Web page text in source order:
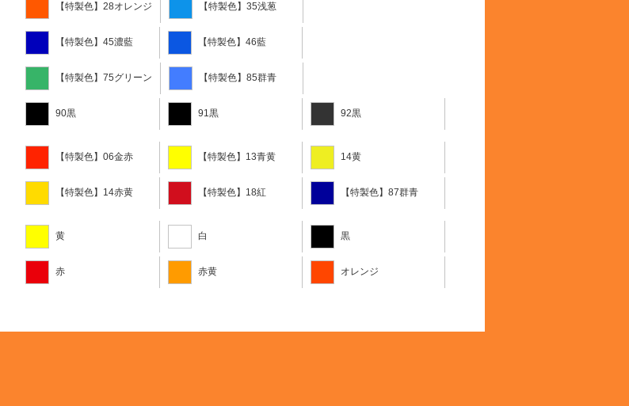
【特製色】28オレンジ 【特製色】35浅葱
【特製色】45濃藍 【特製色】46藍
【特製色】75グリーン 【特製色】85群青
90黒 91黒 92黒
【特製色】06金赤 【特製色】13青黄 14黄
【特製色】14赤黄 【特製色】18紅 【特製色】87群青
黄 白 黒
赤 赤黄 オレンジ